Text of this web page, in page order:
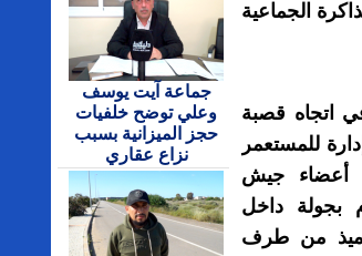
الجماعية
اتجاه قصبة
للمستعمر
أعضاء جيش
بجولة داخل
من طرف
جماعة آيت يوسف
وعلي توضح خلفيات
حجز الميزانية بسبب
نزاع عقاري